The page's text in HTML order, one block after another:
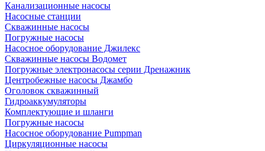
Канализационные насосы
Насосные станции
Скважинные насосы
Погружные насосы
Насосное оборудование Джилекс
Скважинные насосы Водомет
Погружные электронасосы серии Дренажник
Центробежные насосы Джамбо
Оголовок скважинный
Гидроаккумуляторы
Комплектующие и шланги
Погружные насосы
Насосное оборудование Pumpman
Циркуляционные насосы